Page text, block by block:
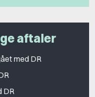
aftaler
med DR
DR